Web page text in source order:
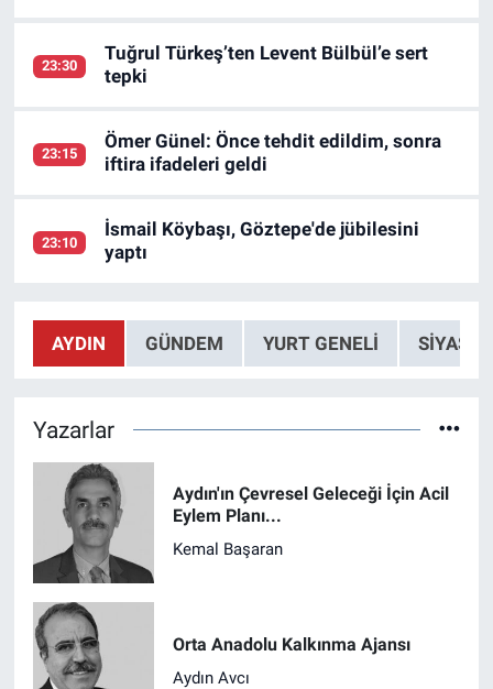
23:30
Tuğrul Türkeş’ten Levent Bülbül’e sert
tepki
23:15
Ömer Günel: Önce tehdit edildim, sonra
iftira ifadeleri geldi
23:10
İsmail Köybaşı, Göztepe'de jübilesini
yaptı
AYDIN GÜNDEM YURT GENELİ SİYASET
Yazarlar
Aydın'ın Çevresel Geleceği İçin Acil
Eylem Planı...
Kemal Başaran
Orta Anadolu Kalkınma Ajansı
Aydın Avcı